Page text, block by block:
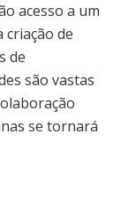
acesso a um
de
de
são vastas
se tornará